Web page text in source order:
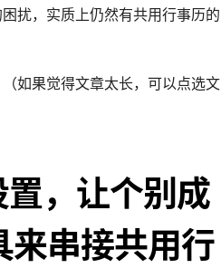
扰，实质上仍然有共用行事历的
如果觉得文章太长，可以点选文
置，让个别成
来串接共用行